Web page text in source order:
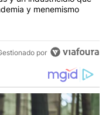
y menemismo
por